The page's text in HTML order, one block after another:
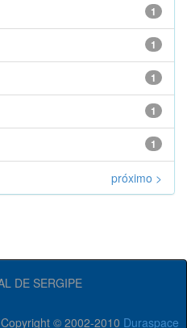
1
1
1
1
1
próximo >
DE SERGIPE
Copyright © 2002-2010 Duraspace